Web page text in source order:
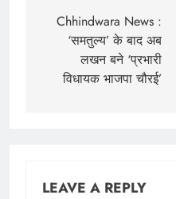
navigation
Chhindwara News :
‘समतुल्य’ के बाद अब
लखन बने ‘प्रभारी
विधायक भाजपा चौरई’
LEAVE A REPLY